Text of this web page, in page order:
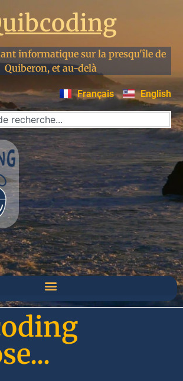
informatique sur la presqu'île de
Quiberon, et au-delà
Français English